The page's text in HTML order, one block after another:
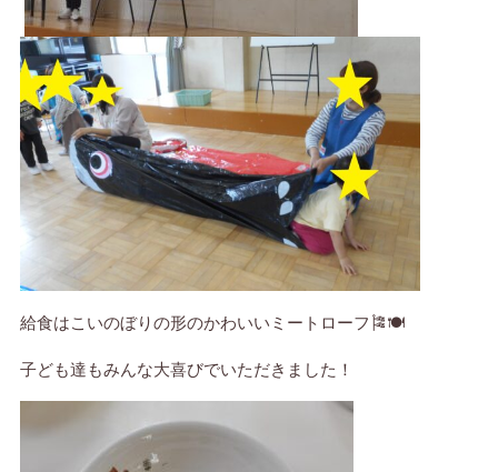
給食はこいのぼりの形のかわいいミートローフ🎏🍽
子ども達もみんな大喜びでいただきました！